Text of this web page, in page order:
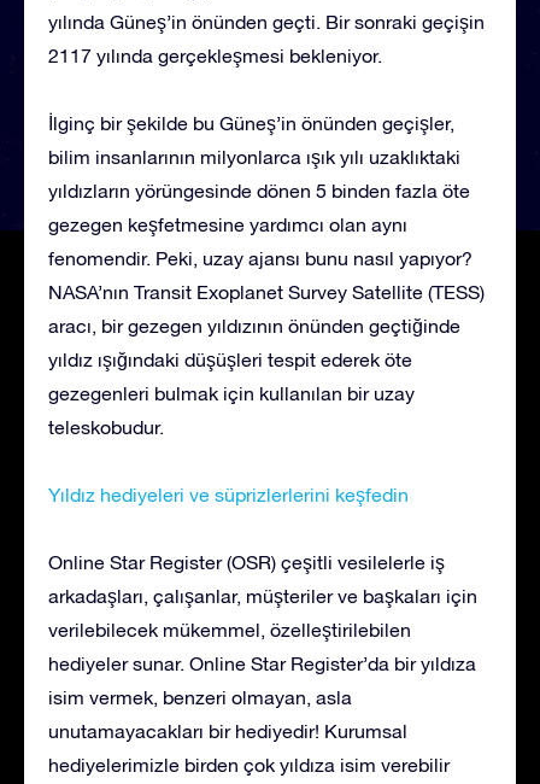
yılında Güneş’in önünden geçti. Bir sonraki geçişin
2117 yılında gerçekleşmesi bekleniyor.
İlginç bir şekilde bu Güneş’in önünden geçişler,
bilim insanlarının milyonlarca ışık yılı uzaklıktaki
yıldızların yörüngesinde dönen 5 binden fazla öte
gezegen keşfetmesine yardımcı olan aynı
fenomendir. Peki, uzay ajansı bunu nasıl yapıyor?
NASA’nın Transit Exoplanet Survey Satellite (TESS)
aracı, bir gezegen yıldızının önünden geçtiğinde
yıldız ışığındaki düşüşleri tespit ederek öte
gezegenleri bulmak için kullanılan bir uzay
teleskobudur.
Yıldız hediyeleri ve süprizlerlerini keşfedin
Online Star Register (OSR) çeşitli vesilelerle iş
arkadaşları, çalışanlar, müşteriler ve başkaları için
verilebilecek mükemmel, özelleştirilebilen
hediyeler sunar. Online Star Register’da bir yıldıza
isim vermek, benzeri olmayan, asla
unutamayacakları bir hediyedir! Kurumsal
hediyelerimizle birden çok yıldıza isim verebilir